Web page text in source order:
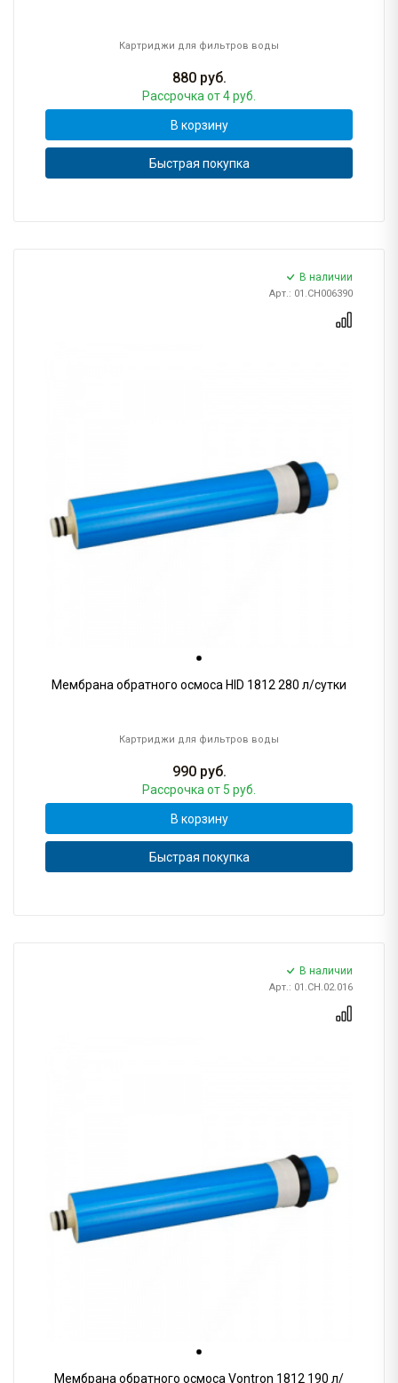
Картриджи для фильтров воды
880руб.
Рассрочка от 4 руб.
В корзину
Быстрая покупка
В наличии
Арт.: 01.CH006390
Мембрана обратного осмоса HID 1812 280 л/сутки
Картриджи для фильтров воды
990руб.
Рассрочка от 5 руб.
В корзину
Быстрая покупка
В наличии
Арт.: 01.CH.02.016
Мембрана обратного осмоса Vontron 1812 190 л/